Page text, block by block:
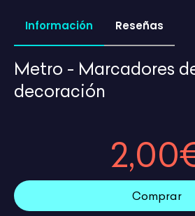
Información Reseñas
Metro - Marcadores
decoración
Comprar